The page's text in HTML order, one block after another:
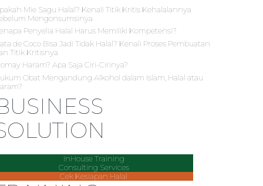
Mie Sagu Halal? Kenali Titik Kritis Kehalalannya
Mengonsumsinya
Penyelia Halal Harus Memiliki Kompetensi?
de Coco Bisa Jadi Tidak Halal? Kenali Proses Pembuatan
Titik Kritisnya
Haram? Apa Saja Ciri-Cirinya?
Obat Mengandung Alkohol dalam Islam, Halal atau
InHouse Training
Consulting Services
Cek Kesiapan Halal